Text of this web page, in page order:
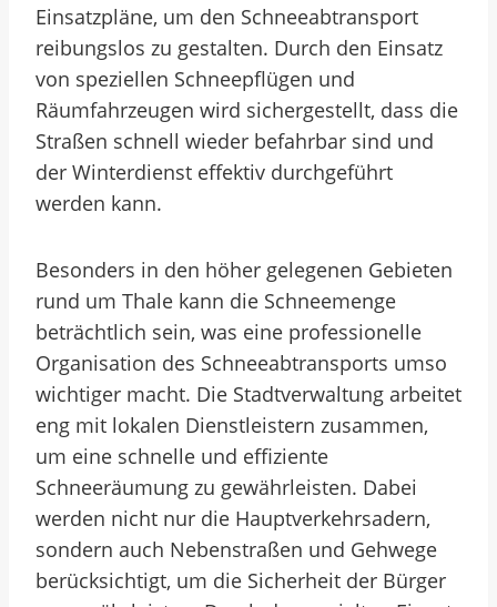
Einsatzpläne, um den Schneeabtransport
reibungslos zu gestalten. Durch den Einsatz
von speziellen Schneepflügen und
Räumfahrzeugen wird sichergestellt, dass die
Straßen schnell wieder befahrbar sind und
der Winterdienst effektiv durchgeführt
werden kann.
Besonders in den höher gelegenen Gebieten
rund um Thale kann die Schneemenge
beträchtlich sein, was eine professionelle
Organisation des Schneeabtransports umso
wichtiger macht. Die Stadtverwaltung arbeitet
eng mit lokalen Dienstleistern zusammen,
um eine schnelle und effiziente
Schneeräumung zu gewährleisten. Dabei
werden nicht nur die Hauptverkehrsadern,
sondern auch Nebenstraßen und Gehwege
berücksichtigt, um die Sicherheit der Bürger